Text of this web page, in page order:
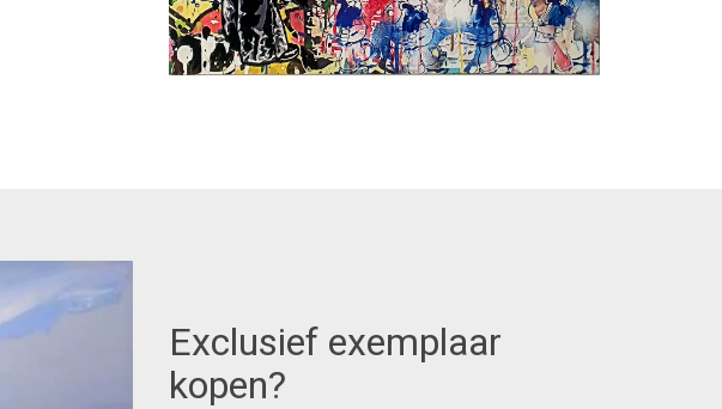
Exclusief exemplaar
kopen?